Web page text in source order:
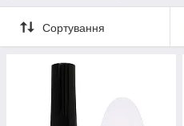
Сортування